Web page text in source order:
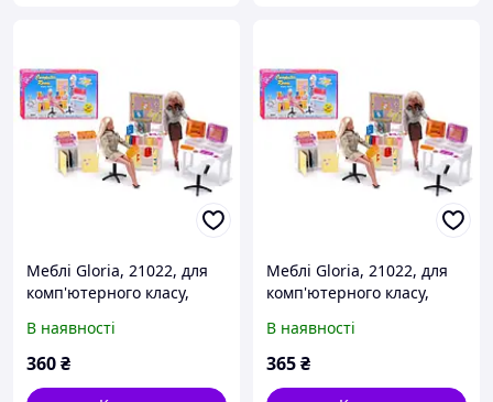
Меблі Gloria, 21022, для
комп'ютерного класу,
трафарети, в коробці р.
31*1
В наявності
360₴
Меблі Gloria, 21022, для
комп'ютерного класу,
трафарети, в коробці р.
31*1
В наявності
365₴